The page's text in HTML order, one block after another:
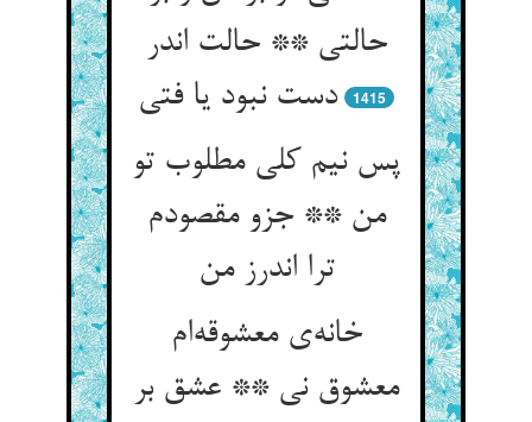
حالتی ** حالت اندر
دست نبود یا فتی
1415
پس نیم کلی مطلوب تو
من ** جزو مقصودم
ترا اندرز من
خانه‌ی معشوقه‌ام
معشوق نی ** عشق بر